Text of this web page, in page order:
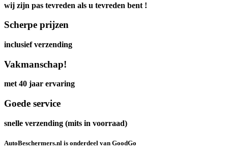
wij zijn pas tevreden als u tevreden bent !
Scherpe prijzen
inclusief verzending
Vakmanschap!
met 40 jaar ervaring
Goede service
snelle verzending (mits in voorraad)
AutoBeschermers.nl is onderdeel van GoodGo